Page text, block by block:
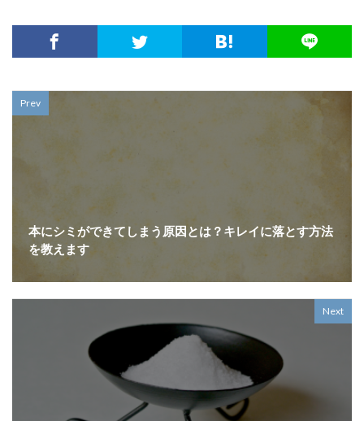
Prev
本にシミができてしまう原因とは？キレイに落とす方法
を教えます
Next